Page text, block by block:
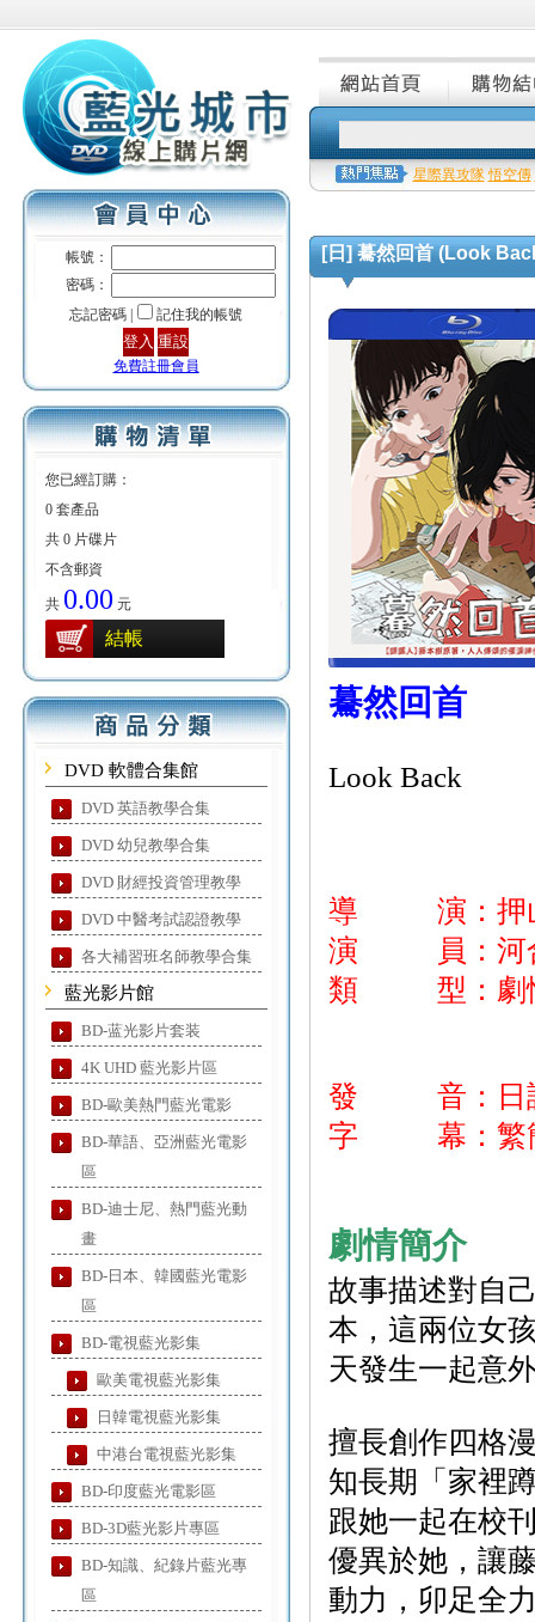
帳號：
密碼：
忘記密碼 |
記住我的帳號
免費註冊會員
您已經訂購：
0 套產品
共 0 片碟片
不含郵資
共 0.00 元
結帳
DVD 軟體合集館
DVD 英語教學合集
DVD 幼兒教學合集
DVD 財經投資管理教學
DVD 中醫考試認證教學
各大補習班名師教學合集
藍光影片館
BD-蓝光影片套装
4K UHD 藍光影片區
BD-歐美熱門藍光電影
BD-華語、亞洲藍光電影
區
BD-迪士尼、熱門藍光動
畫
BD-日本、韓國藍光電影
區
BD-電視藍光影集
歐美電視藍光影集
日韓電視藍光影集
中港台電視藍光影集
BD-印度藍光電影區
BD-3D藍光影片專區
BD-知識、紀錄片藍光專
區
星際異攻隊 悟空傳
[日] 驀然回首 (Look
驀然回首
Look Back
導 演：押
演 員：河合
類 型：劇
發 音：日
字 幕：繁簡
劇情簡介
故事描述對自
本，這兩位女
天發生一起意
擅長創作四格
知長期「家裡
跟她一起在校
優異於她，讓
動力，卯足全